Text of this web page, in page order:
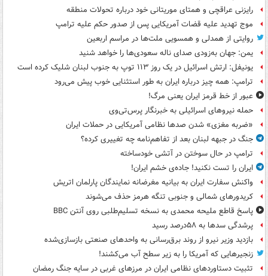
رایزنی عراقچی و همتای موریتانی خود درباره تحولات منطقه
موج تهدید علیه قضات آمریکایی پس از صدور حکم علیه ترامپ
روایتی از همدلی و همسویی ملت‌ها در مراسم اربعین
یمن: جهان به‌زودی صدای ناله سعودی‌ها را خواهد شنید
یونیفل: ارتش اسرائیل در یک روز ۱۱۳ توپ به جنوب لبنان شلیک کرده است
ترامپ: همه چیز درباره ایران به طور استثنایی خوب پیش می‌رود
عبور از خط قرمز ایران یعنی مرگ!
حمله نیروهای اسرائیلی به خبرنگار پرس‌تی‌وی
«ضربه مغزی» شدن صدها نظامی آمریکایی در حملات ایران
جنگ در جبهه لبنان بعد از تفاهم‌نامه چه تغییری کرده؟
ترامپ در حال سوختن در آتشی خودساخته
ایران را تست نکنید! جاده‌ی خشم ایران!
واکنش سفارت ایران به بیانیه مغرضانه نمایندگان پارلمان اتریش
کریدورهای شمالی و جنوبی تنگه هرمز حذف می‌شوند
پاسخ قاطع ملیحه محمدی به نسخه تسلیم‌طلبی روی آنتن BBC
پرشدگی سدها به ۵۸درصد رسید
بازدید وزیر نیرو از روند برق‌رسانی به واحدهای صنعتی بازسازی‌شده
زنجیرهایی که آمریکا را به زیر سطح آب می‌کشند!
تثبیت دستاوردهای نظامی ایران در مرزهای غربی در سایه جنگ رمضان